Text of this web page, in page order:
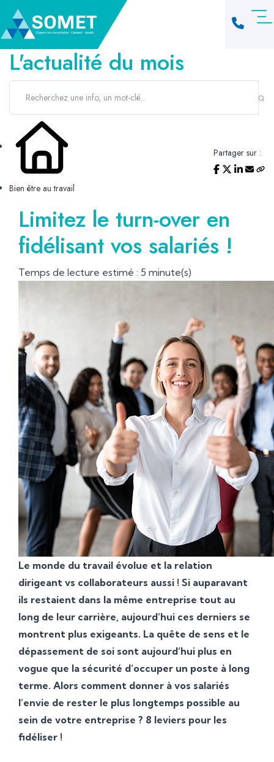
L'actualité du mois
Bien être au travail
Partager sur :
Limitez le turn-over en
fidélisant vos salariés !
Temps de lecture estimé : 5 minute(s)
Le monde du travail évolue et la relation
dirigeant vs collaborateurs aussi ! Si auparavant
ils restaient dans la même entreprise tout au
long de leur carrière, aujourd’hui ces derniers se
montrent plus exigeants. La quête de sens et le
dépassement de soi sont aujourd’hui plus en
vogue que la sécurité d’occuper un poste à long
terme. Alors comment donner à vos salariés
l’envie de rester le plus longtemps possible au
sein de votre entreprise ? 8 leviers pour les
fidéliser !